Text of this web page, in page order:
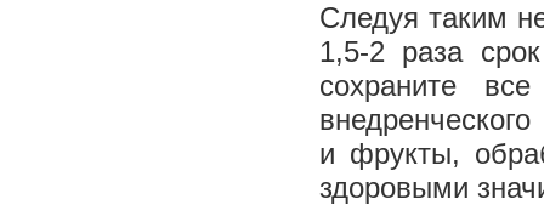
Следуя таким
1,5-2 раза
сохраните
и фрукты,
здоровыми